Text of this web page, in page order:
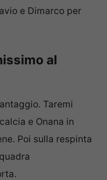
e Dimarco per
al
Taremi
e Onana in
Poi sulla respinta